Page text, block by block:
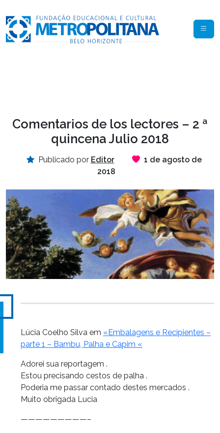
Comentarios de los lectores – 2 ª
quincena Julio 2018
Publicado por Editor
1 de agosto de
2018
Lúcia Coelho Silva em «Embalagens e Recipientes –
parte 1 – Bambu, Palha e Capim «
Adorei sua reportagem .
Estou precisando cestos de palha .
Poderia me passar contado destes mercados .
Muito obrigada Lucia
—————————–